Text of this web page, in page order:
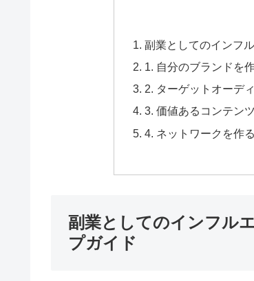
副業としてのインフ
1. 自分のブランドを
2. ターゲットオーデ
3. 価値あるコンテン
4. ネットワークを作る
副業としてのインフル
プガイド